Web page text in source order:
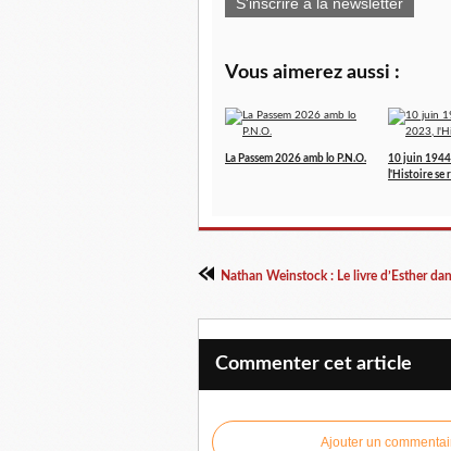
Vous aimerez aussi :
La Passem 2026 amb lo P.N.O.
10 juin
l'Histoire se
Commenter cet article
Ajouter un